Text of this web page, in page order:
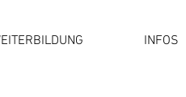
INFOS